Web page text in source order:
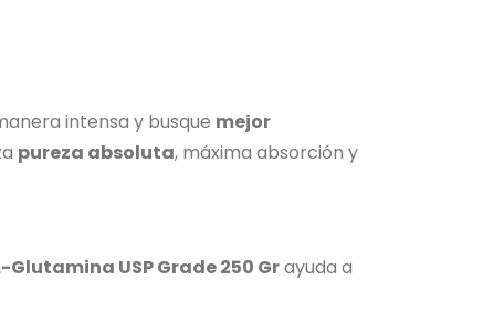
intensa y busque mejor
pureza absoluta, máxima absorción y
Glutamina USP Grade 250 Grayuda a